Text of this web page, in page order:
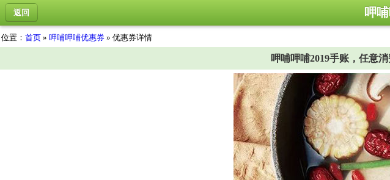
返回 呷
位置： 首页 » 呷哺呷哺优惠券 » 优惠券详情
呷哺呷哺2019手账，任意